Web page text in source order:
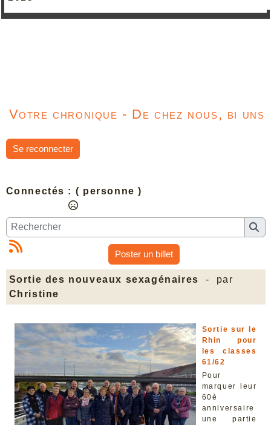
Votre chronique - De chez nous, bi uns
Se reconnecter
Connectés : ( personne )
Poster un billet
Sortie des nouveaux sexagénaires
- par
Christine
Sortie sur le
Rhin pour
les classes
61/62
Pour
marquer leur
60è
anniversaire
une partie